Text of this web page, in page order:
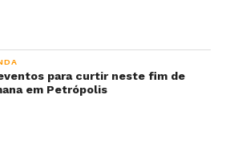
para curtir neste fim de
em Petrópolis